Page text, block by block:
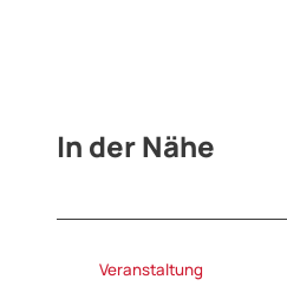
In der Nähe
Veranstaltung